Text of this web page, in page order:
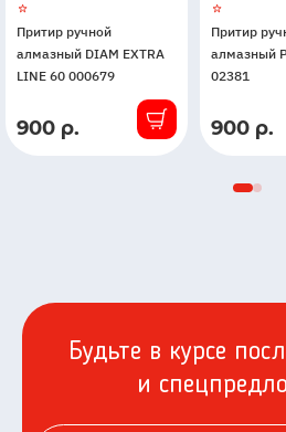
Притир ручной
алмазный DIAM EXTRA
LINE 60 000679
В
900 р.
Притир
алмазный
02381
В
900 р.
Будьте в курсе
и